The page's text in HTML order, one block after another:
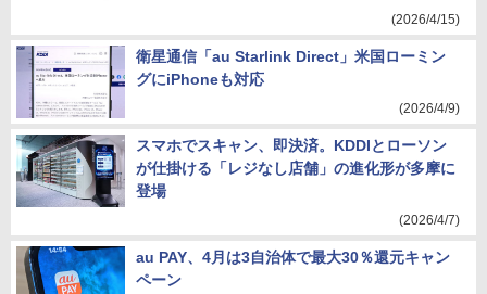
(2026/4/15)
衛星通信「au Starlink Direct」米国ローミン
グにiPhoneも対応
(2026/4/9)
スマホでスキャン、即決済。KDDIとローソン
が仕掛ける「レジなし店舗」の進化形が多摩に
登場
(2026/4/7)
au PAY、4月は3自治体で最大30％還元キャン
ペーン